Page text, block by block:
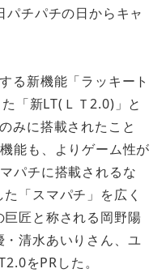
チパチの日からキャ
る新機能「ラッキート
「新LT(ＬＴ2.0)」と
みに搭載されたこと
能も、よりゲーム性が
パチに搭載されるな
「スマパチ」を広く
匠と称される岡野陽
清水あいりさん、ユ
をPRした。